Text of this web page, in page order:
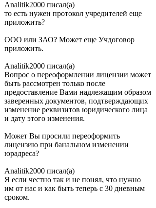
Analitik2000 писал(а)
то есть нужен протокол учредителей еще
приложить?
ООО или ЗАО? Может еще Учдоговор
приложить.
Analitik2000 писал(а)
Вопрос о переоформлении лицензии может
быть рассмотрен только после
предоставление Вами надлежащим образом
заверенных документов, подтверждающих
изменение реквизитов юридического лица
и дату этого изменения.
Может Вы просили переоформить
лицензию при банальном изменении
юрадреса?
Analitik2000 писал(а)
Я если честно так и не понял, что нужно
им от нас и как быть теперь с 30 дневным
сроком.